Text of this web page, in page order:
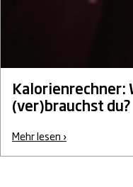
Kalorienrechner:
(ver)brauchst du?
Mehr lesen ›